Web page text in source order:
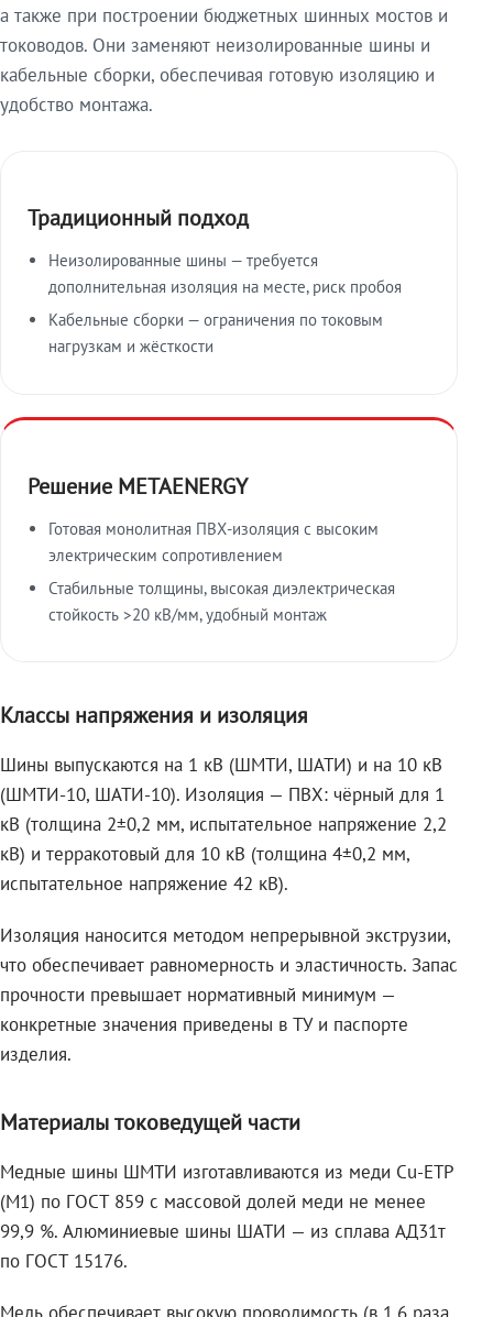
а также при построении бюджетных шинных мостов и
тоководов. Они заменяют неизолированные шины и
кабельные сборки, обеспечивая готовую изоляцию и
удобство монтажа.
Традиционный подход
Неизолированные шины — требуется
дополнительная изоляция на месте, риск пробоя
Кабельные сборки — ограничения по токовым
нагрузкам и жёсткости
Решение METAENERGY
Готовая монолитная ПВХ-изоляция с высоким
электрическим сопротивлением
Стабильные толщины, высокая диэлектрическая
стойкость >20 кВ/мм, удобный монтаж
Классы напряжения и изоляция
Шины выпускаются на 1 кВ (ШМТИ, ШАТИ) и на 10 кВ
(ШМТИ-10, ШАТИ-10). Изоляция — ПВХ: чёрный для 1
кВ (толщина 2±0,2 мм, испытательное напряжение 2,2
кВ) и терракотовый для 10 кВ (толщина 4±0,2 мм,
испытательное напряжение 42 кВ).
Изоляция наносится методом непрерывной экструзии,
что обеспечивает равномерность и эластичность. Запас
прочности превышает нормативный минимум —
конкретные значения приведены в ТУ и паспорте
изделия.
Материалы токоведущей части
Медные шины ШМТИ изготавливаются из меди Cu-ETP
(M1) по ГОСТ 859 с массовой долей меди не менее
99,9 %. Алюминиевые шины ШАТИ — из сплава АД31т
по ГОСТ 15176.